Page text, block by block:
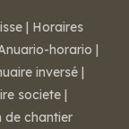
| Horaires
horario |
inversé |
societe |
de chantier